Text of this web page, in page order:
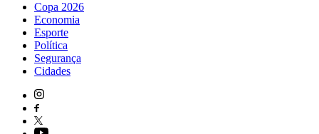
Copa 2026
Economia
Esporte
Política
Segurança
Cidades